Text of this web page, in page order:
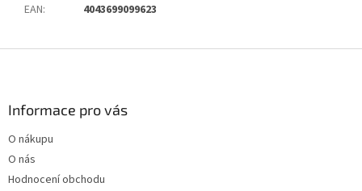
EAN: 4043699099623
Informace pro vás
O nákupu
O nás
Hodnocení obchodu